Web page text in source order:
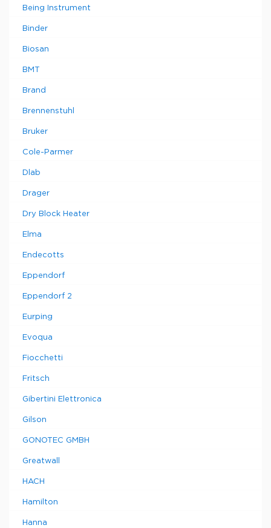
Being Instrument
Binder
Biosan
BMT
Brand
Brennenstuhl
Bruker
Cole-Parmer
Dlab
Drager
Dry Block Heater
Elma
Endecotts
Eppendorf
Eppendorf 2
Eurping
Evoqua
Fiocchetti
Fritsch
Gibertini Elettronica
Gilson
GONOTEC GMBH
Greatwall
HACH
Hamilton
Hanna